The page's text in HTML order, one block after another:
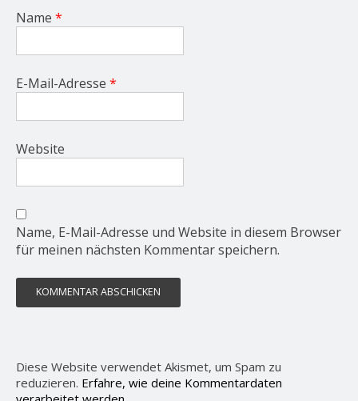
Name *
E-Mail-Adresse *
Website
Name, E-Mail-Adresse und Website in diesem Browser
für meinen nächsten Kommentar speichern.
Diese Website verwendet Akismet, um Spam zu
reduzieren. Erfahre, wie deine Kommentardaten